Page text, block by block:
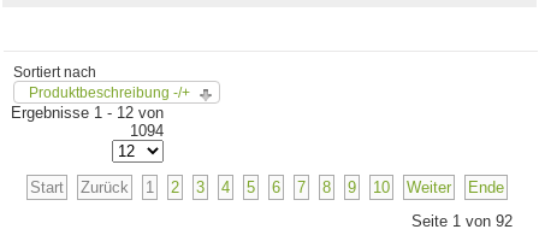
Sortiert nach
Produktbeschreibung -/+
Ergebnisse 1 - 12 von
1094
Start Zurück 1 2 3 4 5 6 7 8 9 10 Weiter
Ende
Seite 1 von 92